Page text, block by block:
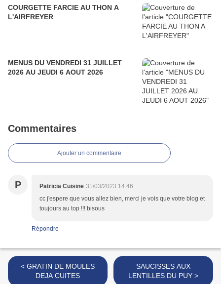
COURGETTE FARCIE AU THON A
L'AIRFREYER
MENUS DU VENDREDI 31 JUILLET
2026 AU JEUDI 6 AOUT 2026
Commentaires
Ajouter un commentaire
P Patricia Cuisine 31/03/2023 14:46
cc j'espere que vous allez bien, merci je vois que votre blog et
toujours au top !!! bisous
Répondre
< GRATIN DE MOULES
DEJA CUITES
SAUCISSES AUX
LENTILLES DU PUY >